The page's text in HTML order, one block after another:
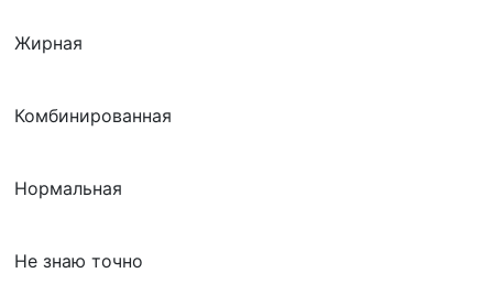
Жирная
Комбинированная
Нормальная
Не знаю точно